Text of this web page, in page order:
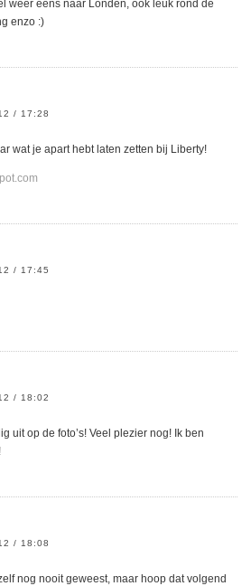
weer eens naar Londen, ook leuk rond de
enzo :)
/ 17:28
wat je apart hebt laten zetten bij Liberty!
/ 17:45
/ 18:02
uit op de foto’s! Veel plezier nog! Ik ben
/ 18:08
nog nooit geweest, maar hoop dat volgend